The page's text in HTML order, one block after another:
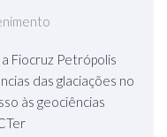
Fiocruz Petrópolis
das glaciações no
às geociências